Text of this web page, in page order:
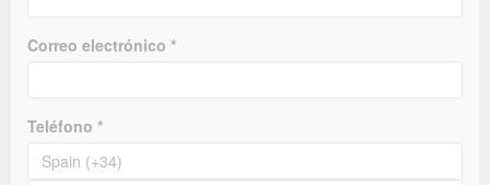
Correo electrónico *
Teléfono *